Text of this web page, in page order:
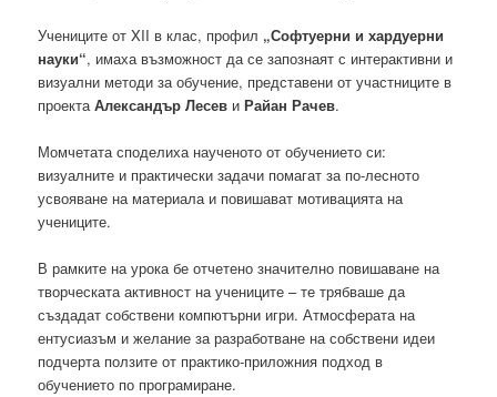
Учениците от XII в клас, профил „Софтуерни и хардуерни
науки“, имаха възможност да се запознаят с интерактивни и
визуални методи за обучение, представени от участниците в
проектаАлександър Лесев иРайан Рачев.
Момчетата споделиха наученото от обучението си:
визуалните и практически задачи помагат за по-лесното
усвояване на материала и повишават мотивацията на
учениците.
В рамките на урока бе отчетено значително повишаване на
творческата активност на учениците – те трябваше да
създадат собствени компютърни игри. Атмосферата на
ентусиазъм и желание за разработване на собствени идеи
подчерта ползите от практико-приложния подход в
обучението по програмиране.